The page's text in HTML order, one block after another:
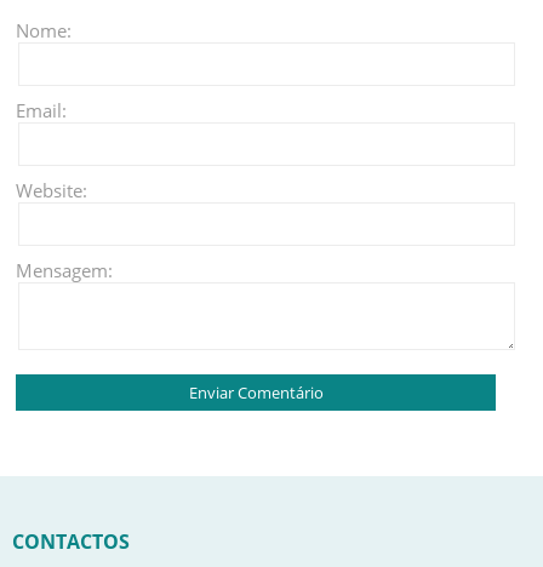
Nome:
Email:
Website:
Mensagem:
CONTACTOS